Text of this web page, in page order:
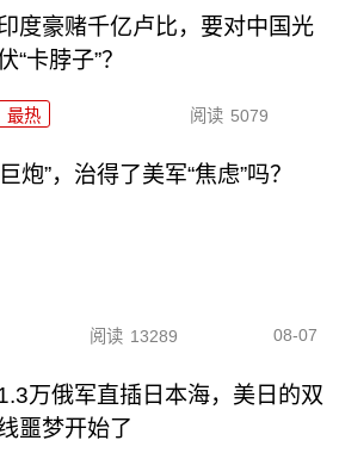
度豪赌千亿卢比，要对中国光
“卡脖子”？
最热 阅读 5079
炮”，治得了美军“焦虑”吗？
阅读 13289 08-07
万俄军直插日本海，美日的双
噩梦开始了